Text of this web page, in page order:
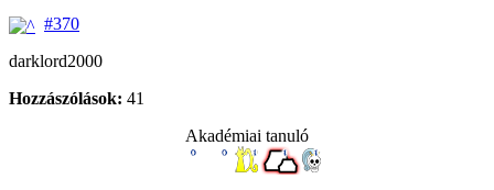
#370
darklord2000
Hozzászólások: 41
Akadémiai tanuló